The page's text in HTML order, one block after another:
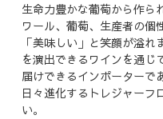
生命力豊かな葡萄から作ら
ワール、葡萄、生産者の個
「美味しい」と笑顔が溢
を演出できるワインを通じ
届けできるインポーターで
日々進化するトレジャーフ
い。